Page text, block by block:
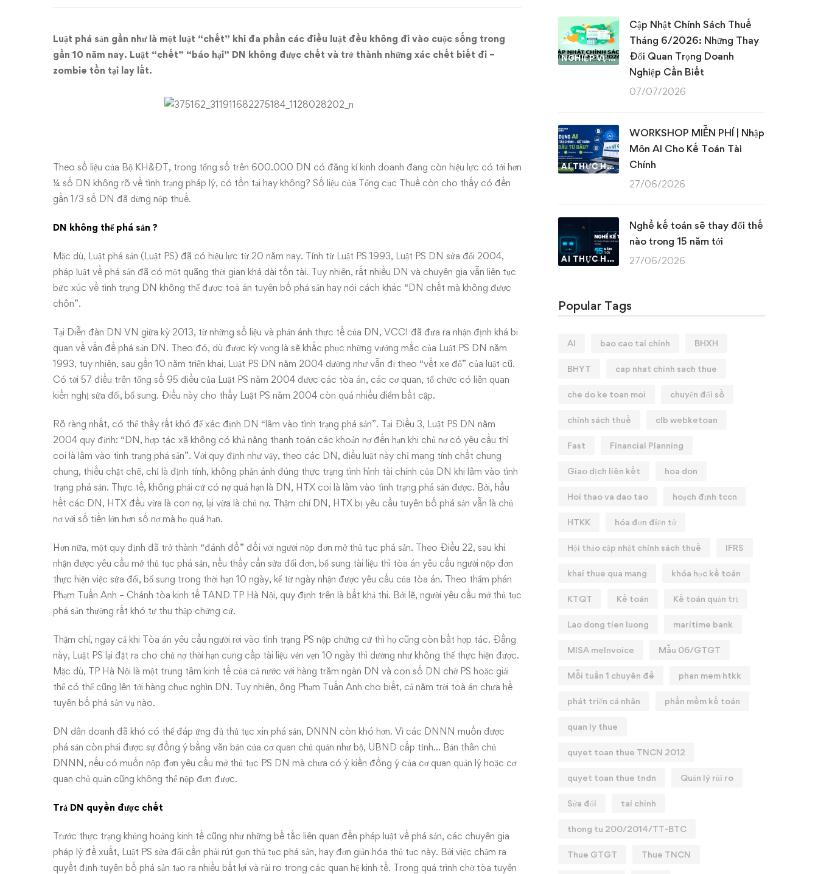
luật:
DN
Luật phá sản gần như là một luật “chết” khi đa phần các điều luật đều không đi vào cuộc sống trong
gần 10 năm nay. Luật “chết” “báo hại” DN không được chết và trở thành những xác chết biết đi –
zombie tồn tại lay lắt.
Theo số liệu của Bộ KH&ĐT, trong tổng số trên 600.000 DN có đăng kí kinh doanh đang còn hiệu lực có tới hơn
¼ số DN không rõ về tình trạng pháp lý, có tồn tại hay không? Số liệu của Tổng cục Thuế còn cho thấy có đến
gần 1/3 số DN đã dừng nộp thuế.
DN không thể phá sản ?
Mặc dù, Luật phá sản (Luật PS) đã có hiệu lực từ 20 năm nay. Tính từ Luật PS 1993, Luật PS DN sửa đổi 2004,
pháp luật về phá sản đã có một quãng thời gian khá dài tồn tài. Tuy nhiên, rất nhiều DN và chuyên gia vẫn liên tục
bức xúc về tình trạng DN không thể được toà án tuyên bố phá sản hay nói cách khác “DN chết mà không được
chôn”.
Tại Diễn đàn DN VN giữa kỳ 2013, từ những số liệu và phản ánh thực tế của DN, VCCI đã đưa ra nhận định khá bi
quan về vấn đề phá sản DN. Theo đó, dù được kỳ vọng là sẽ khắc phục những vướng mắc của Luật PS DN năm
1993, tuy nhiên, sau gần 10 năm triển khai, Luật PS DN năm 2004 dường như vẫn đi theo “vết xe đổ” của luật cũ.
Có tới 57 điều trên tổng số 95 điều của Luật PS năm 2004 được các tòa án, các cơ quan, tổ chức có liên quan
kiến nghị sửa đổi, bổ sung. Điều này cho thấy Luật PS năm 2004 còn quá nhiều điểm bất cập.
Rõ ràng nhất, có thể thấy rất khó để xác định DN “lâm vào tình trạng phá sản”. Tại Điều 3, Luật PS DN năm
2004 quy định: “DN, hợp tác xã không có khả năng thanh toán các khoản nợ đến hạn khi chủ nợ có yêu cầu thì
coi là lâm vào tình trạng phá sản”. Với quy định như vậy, theo các DN, điều luật này chỉ mang tính chất chung
chung, thiếu chặt chẽ, chỉ là định tính, không phản ánh đúng thực trạng tình hình tài chính của DN khi lâm vào tình
trạng phá sản. Thực tế, không phải cứ có nợ quá hạn là DN, HTX coi là lâm vào tình trạng phá sản được. Bởi, hầu
hết các DN, HTX đều vừa là con nợ, lại vừa là chủ nợ. Thậm chí DN, HTX bị yêu cầu tuyên bố phá sản vẫn là chủ
nợ với số tiền lớn hơn số nợ mà họ quá hạn.
Hơn nữa, một quy định đã trở thành “đánh đố” đối với người nộp đơn mở thủ tục phá sản. Theo Điều 22, sau khi
nhận được yêu cầu mở thủ tục phá sản, nếu thấy cần sửa đổi đơn, bổ sung tài liệu thì tòa án yêu cầu người nộp đơn
thực hiện việc sửa đổi, bổ sung trong thời hạn 10 ngày, kể từ ngày nhận được yêu cầu của tòa án. Theo thẩm phán
Phạm Tuấn Anh – Chánh tòa kinh tế TAND TP Hà Nội, quy định trên là bất khả thi. Bởi lẽ, người yêu cầu mở thủ tục
phá sản thường rất khó tự thu thập chứng cứ.
Thậm chí, ngay cả khi Tòa án yêu cầu người rơi vào tình trạng PS nộp chứng cứ thì họ cũng còn bất hợp tác. Đằng
này, Luật PS lại đặt ra cho chủ nợ thời hạn cung cấp tài liệu vẻn vẹn 10 ngày thì dường như không thể thực hiện được.
Mặc dù, TP Hà Nội là một trung tâm kinh tế của cả nước với hàng trăm ngàn DN và con số DN chờ PS hoặc giải
thể có thể cũng lên tới hàng chục nghìn DN. Tuy nhiên, ông Phạm Tuấn Anh cho biết, cả năm trời toà án chưa hề
tuyên bố phá sản vụ nào.
DN dân doanh đã khó có thể đáp ứng đủ thủ tục xin phá sản, DNNN còn khó hơn. Vì các DNNN muốn được
phá sản còn phải được sự đồng ý bằng văn bản của cơ quan chủ quản như bộ, UBND cấp tỉnh… Bản thân chủ
DNNN, nếu có muốn nộp đơn yêu cầu mở thủ tục PS DN mà chưa có ý kiến đồng ý của cơ quan quản lý hoặc cơ
quan chủ quản cũng không thể nộp đơn được.
Trả DN quyền được chết
Trước thực trạng khủng hoảng kinh tế cũng như những bế tắc liên quan đến pháp luật về phá sản, các chuyên gia
pháp lý đề xuất, Luật PS sửa đổi cần phải rút gọn thủ tục phá sản, hay đơn giản hóa thủ tục này. Bởi việc chậm ra
quyết định tuyên bố phá sản tạo ra nhiều bất lợi và rủi ro trong các quan hệ kinh tế. Trong quá trình chờ tòa tuyên
NGHIỆP VỤ KẾ TOÁN & THUẾ
Cập Nhật Chính Sách Thuế
Tháng 6/2026: Những Thay
Đổi Quan Trọng Doanh
Nghiệp Cần Biết
07/07/2026
AI THỰC HÀNH
WORKSHOP MIỄN PHÍ | Nhập
Môn AI Cho Kế Toán Tài
Chính
27/06/2026
AI THỰC HÀNH
Nghề kế toán sẽ thay đổi thế
nào trong 15 năm tới
27/06/2026
Popular Tags
AI bao cao tai chinh BHXH
BHYT cap nhat chinh sach thue
che do ke toan moi chuyển đổi số
chính sách thuế clb webketoan
Fast Financial Planning
Giao dịch liên kết hoa don
Hoi thao va dao tao hoạch định tccn
HTKK hóa đơn điện tử
Hội thảo cập nhật chính sách thuế IFRS
khai thue qua mang khóa học kế toán
KTQT Kế toán Kế toán quản trị
Lao dong tien luong maritime bank
MISA meInvoice Mẫu 06/GTGT
Mỗi tuần 1 chuyên đề phan mem htkk
phát triển cá nhân phần mềm kế toán
quan ly thue
quyet toan thue TNCN 2012
quyet toan thue tndn Quản lý rủi ro
Sửa đổi tai chinh
thong tu 200/2014/TT-BTC
Thue GTGT Thue TNCN